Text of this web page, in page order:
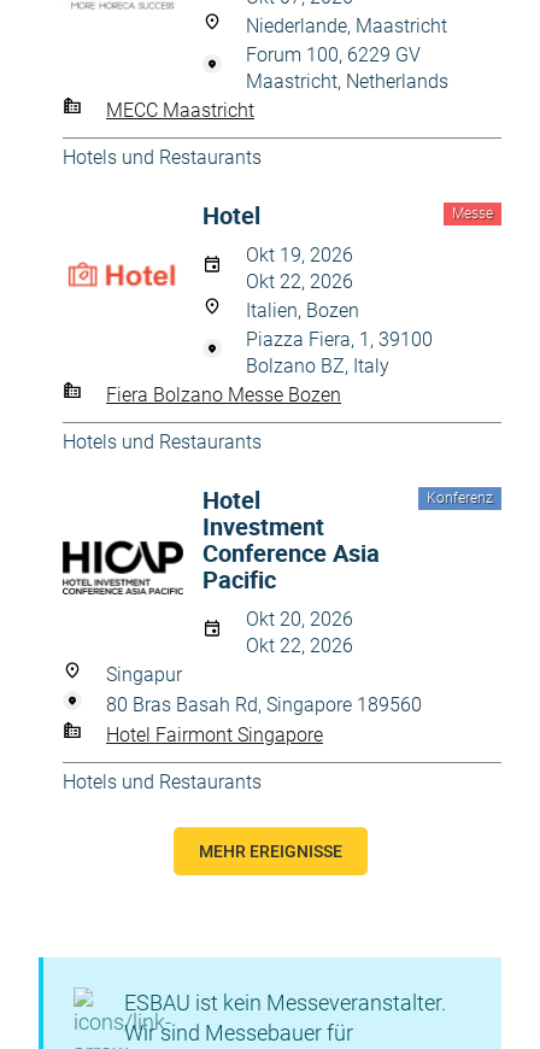
Niederlande, Maastricht
Forum 100, 6229 GV
Maastricht, Netherlands
MECC Maastricht
Hotels und Restaurants
Messe
Hotel
Okt 19, 2026
Okt 22, 2026
Italien, Bozen
Piazza Fiera, 1, 39100
Bolzano BZ, Italy
Fiera Bolzano Messe Bozen
Hotels und Restaurants
Konferenz
Hotel
Investment
Conference Asia
Pacific
Okt 20, 2026
Okt 22, 2026
Singapur
80 Bras Basah Rd, Singapore 189560
Hotel Fairmont Singapore
Hotels und Restaurants
MEHR EREIGNISSE
ESBAU ist kein Messeveranstalter.
Wir sind Messebauer für